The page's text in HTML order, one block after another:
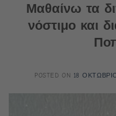
Μαθαίνω τα
νόστιμο και
POSTED ON 18